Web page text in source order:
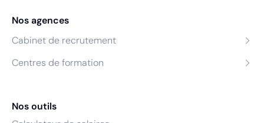
Nos agences
Cabinet de recrutement
Centres de formation
Nos outils